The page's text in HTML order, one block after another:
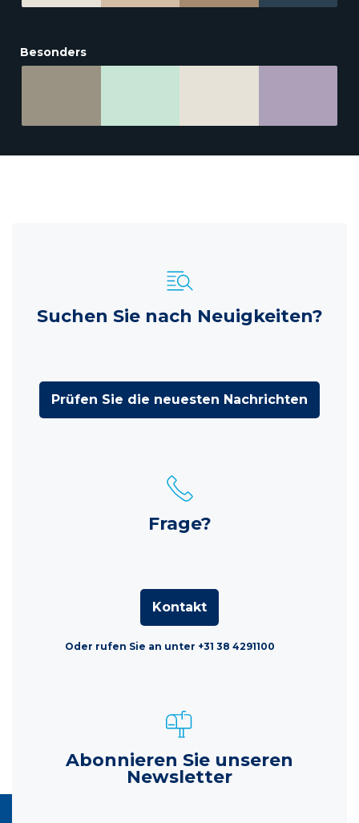
Besonders
Suchen Sie nach Neuigkeiten?
Prüfen Sie die neuesten Nachrichten
Frage?
Kontakt
Oder rufen Sie an unter +31 38 4291100
Abonnieren Sie unseren
Newsletter